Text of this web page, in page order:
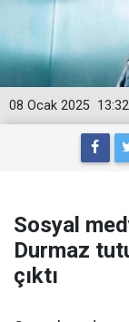
13:32
08 Ocak 2025
Sosyal
Durmaz
çıktı